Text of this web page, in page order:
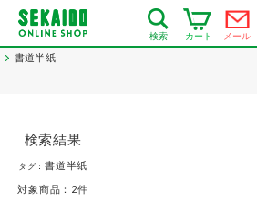
検索 カート メール
書道半紙
検索結果
タグ：書道半紙
対象商品： 2件